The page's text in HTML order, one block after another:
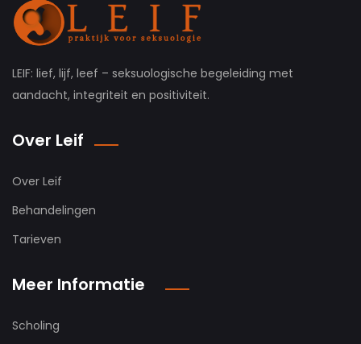
LEIF: lief, lijf, leef – seksuologische begeleiding met
aandacht, integriteit en positiviteit.
Over Leif
Over Leif
Behandelingen
Tarieven
Meer Informatie
Scholing